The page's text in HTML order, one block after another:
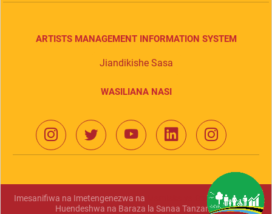
WASILIANA NASI
ARTISTS MANAGEMENT INFORMATION SYSTEM
Jiandikishe Sasa
Imesanifiwa na Imetengenezwa na
Mamlaka ya Serikali Mtandao
Huendeshwa na Baraza la Sanaa Tanzania